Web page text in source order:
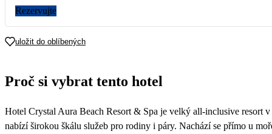
Rezervujte
uložit do oblíbených
Proč si vybrat tento hotel
Hotel Crystal Aura Beach Resort & Spa je velký all-inclusive resort
nabízí širokou škálu služeb pro rodiny i páry. Nachází se přímo u